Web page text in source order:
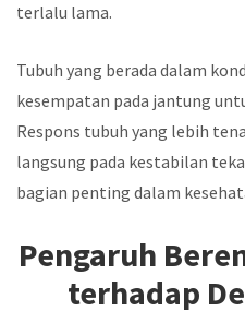
terlalu lama.
Tubuh yang berada dalam
kesempatan pada jantung
Respons tubuh yang lebih
langsung pada kestabilan
bagian penting dalam
Pengaruh
terhadap